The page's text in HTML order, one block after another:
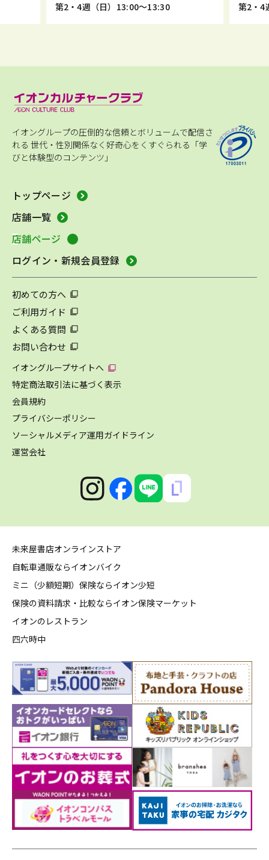
第2・4週（日）13:00～13:30
第2・4
イオングループの圧倒的な信頼とボリュームで配信さ
れる 世代・性別関係なく好奇心をくすぐられる「学
びと体験型のコンテンツ」
トップページ
店舗一覧
店舗ページ
ログイン・新規会員登録
初めての方へ
ご利用ガイド
よくある質問
お問い合わせ
イオングループサイトへ
特定商法取引法に基づく表示
会員規約
プライバシーポリシー
ソーシャルメディア運用ガイドライン
運営会社
未来屋書店オンラインストア
自転車通販ならイオンバイク
ミニ（少額短期）保険ならイオン少短
保険の資料請求・比較ならイオン保険マーケット
イオンのレストラン
四六時中